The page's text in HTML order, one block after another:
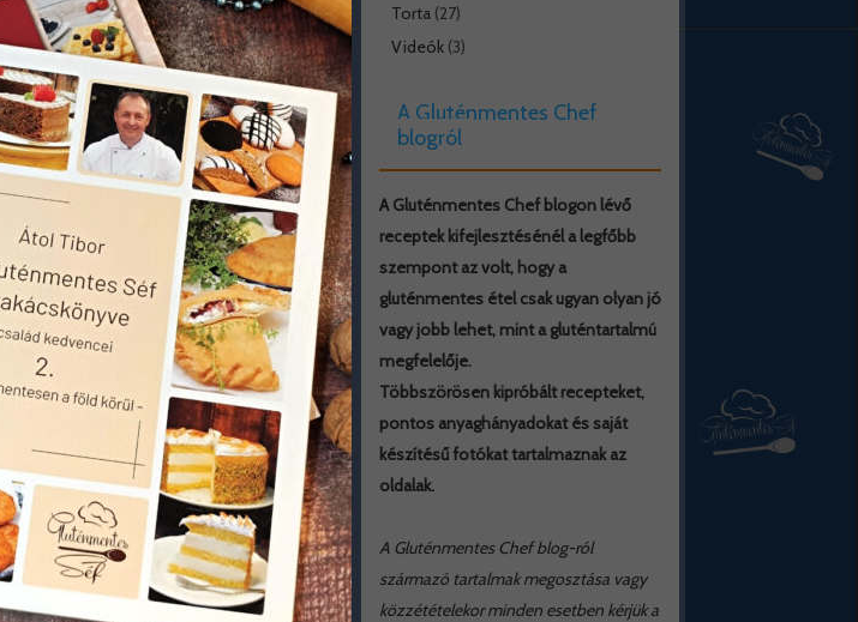
Torta(27)
Videók(3)
A Gluténmentes Chef
blogról
A Gluténmentes Chef blogon lévő
receptek kifejlesztésénél a legfőbb
szempont az volt, hogy a
gluténmentes étel csak ugyan olyan jó
vagy jobb lehet, mint a gluténtartalmú
megfelelője.
Többszörösen kipróbált recepteket,
pontos anyaghányadokat és saját
készítésű fotókat tartalmaznak az
oldalak.
A Gluténmentes Chef blog-ról
származó tartalmak megosztása vagy
közzétételekor minden esetben kérjük a